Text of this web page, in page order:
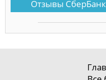
Отзывы СберБанк